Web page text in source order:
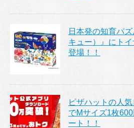
日本発の知育パ
キュー）』にト
登場！！
ピザハットの人
でMサイズ1枚
ート！！